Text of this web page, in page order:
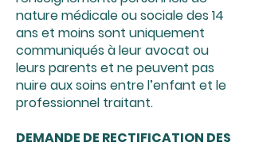
nature médicale ou sociale des 14
ans et moins sont uniquement
communiqués à leur avocat ou
leurs parents et ne peuvent pas
nuire aux soins entre l’enfant et le
professionnel traitant.
DEMANDE DE RECTIFICATION DES